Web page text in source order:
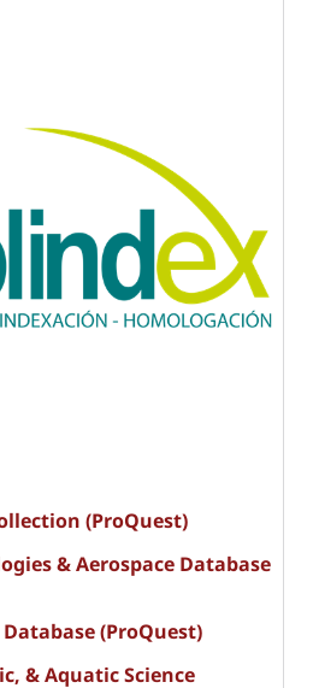
(ProQuest)
& Aerospace Database
(ProQuest)
& Aquatic Science